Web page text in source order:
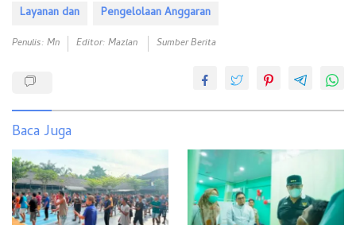
Layanan dan
Pengelolaan Anggaran
Penulis: Mn Editor: Mazlan Sumber Berita
Baca Juga